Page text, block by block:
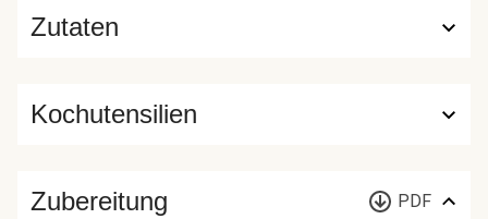
Zutaten
Kochutensilien
Zubereitung PDF